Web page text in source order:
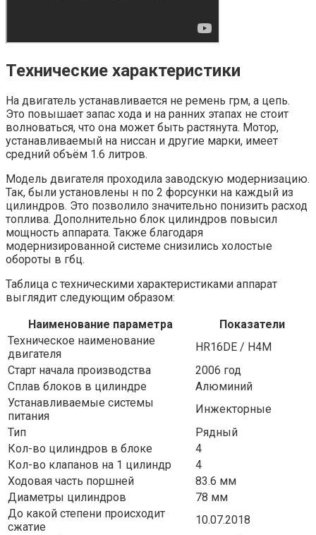
Технические характеристики
На двигатель устанавливается не ремень грм, а цепь.
Это повышает запас хода и на ранних этапах не стоит
волноваться, что она может быть растянута. Мотор,
устанавливаемый на ниссан и другие марки, имеет
средний объём 1.6 литров.
Модель двигателя проходила заводскую модернизацию.
Так, были установлены н по 2 форсунки на каждый из
цилиндров. Это позволило значительно понизить расход
топлива. Дополнительно блок цилиндров повысил
мощность аппарата. Также благодаря
модернизированной системе снизились холостые
обороты в гбц.
Таблица с техническими характеристиками аппарат
выглядит следующим образом:
Наименование параметра
Показатели
Техническое наименование
двигателя
HR16DE / H4M
Старт начала производства
2006 год
Сплав блоков в цилиндре
Алюминий
Устанавливаемые системы
питания
Инжекторные
Тип
Рядный
Кол-во цилиндров в блоке
4
Кол-во клапанов на 1 цилиндр
4
Ходовая часть поршней
83.6 мм
Диаметры цилиндров
78 мм
До какой степени происходит
сжатие
10.07.2018